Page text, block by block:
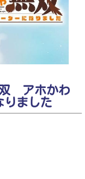
双 アホかわ
りました